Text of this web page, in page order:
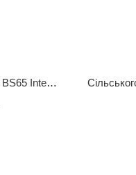
Зарядна станція DJI Matrice 350 BS65 Intelligent Battery Station